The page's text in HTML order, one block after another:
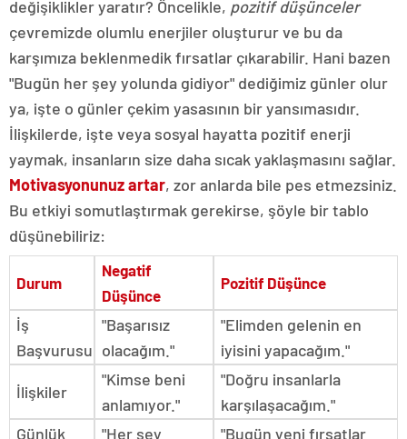
değişiklikler yaratır? Öncelikle, pozitif düşünceler
çevremizde olumlu enerjiler oluşturur ve bu da
karşımıza beklenmedik fırsatlar çıkarabilir. Hani bazen
"Bugün her şey yolunda gidiyor" dediğimiz günler olur
ya, işte o günler çekim yasasının bir yansımasıdır.
İlişkilerde, işte veya sosyal hayatta pozitif enerji
yaymak, insanların size daha sıcak yaklaşmasını sağlar.
Motivasyonunuz artar, zor anlarda bile pes etmezsiniz.
Bu etkiyi somutlaştırmak gerekirse, şöyle bir tablo
düşünebiliriz:
Durum
Negatif
Düşünce
Pozitif Düşünce
İş
Başvurusu
"Başarısız
olacağım."
"Elimden gelenin en
iyisini yapacağım."
İlişkiler
"Kimse beni
anlamıyor."
"Doğru insanlarla
karşılaşacağım."
Günlük
"Her şey "Bugün yeni fırsatlar